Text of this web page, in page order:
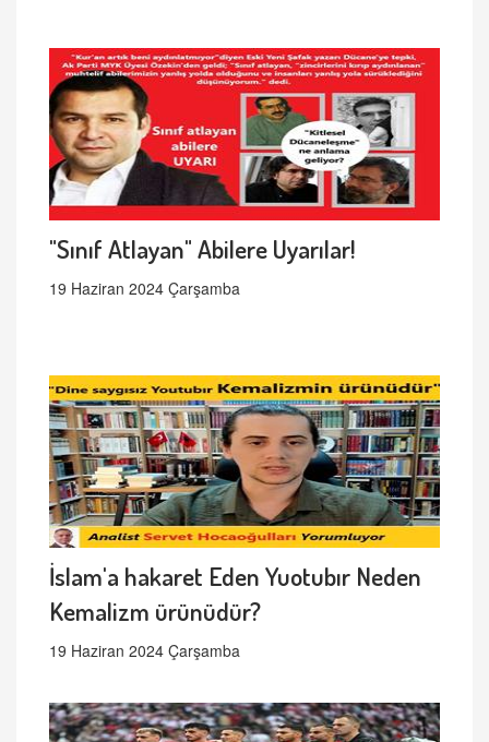
"Sınıf Atlayan" Abilere Uyarılar!
19 Haziran 2024 Çarşamba
İslam'a hakaret Eden Yuotubır Neden
Kemalizm ürünüdür?
19 Haziran 2024 Çarşamba